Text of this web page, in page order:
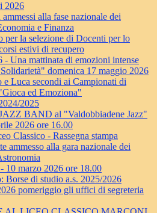
2026
alla fase nazionale dei
e Finanza
per la selezione di Docenti per lo
estivi di recupero
- Una mattinata di emozioni intense
domenica 17 maggio 2026
Luca secondi ai Campionati di
ed Emoziona"
2025
BAND al "Valdobbiadene Jazz"
2026 ore 16.00
Classico - Rassegna stampa
ammesso alla gara nazionale dei
10 marzo 2026 ore 18.00
Borse di studio a.s. 2025/2026
pomeriggio gli uffici di segreteria